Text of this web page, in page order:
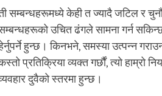
सम्बन्धहरूमध्ये केही त ज्यादै जटिल र
उचित ढंगले सामना गर्न
हुन्छ। किनभने, समस्या उत्पन्न
प्रतिक्रिया व्यक्त गर्छौं, त्यो हाम्रो
दुवैको स्तरमा हुन्छ।